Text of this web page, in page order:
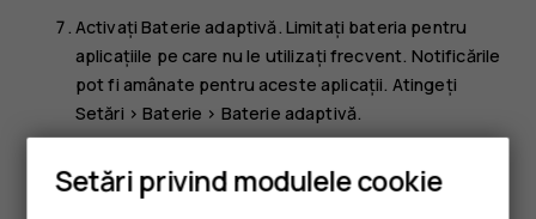
ActivațiBaterie adaptivă. Limitați bateria pentru
aplicațiile pe care nu le utilizați frecvent. Notificările
pot fi amânate pentru aceste aplicații. Atingeți
Setări >Baterie > Baterie adaptivă.
Baterie >Economisirea bateriei și comutați la
Setări privind modulele cookie